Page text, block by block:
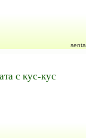
senta
с кус-кус